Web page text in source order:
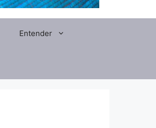
Entender